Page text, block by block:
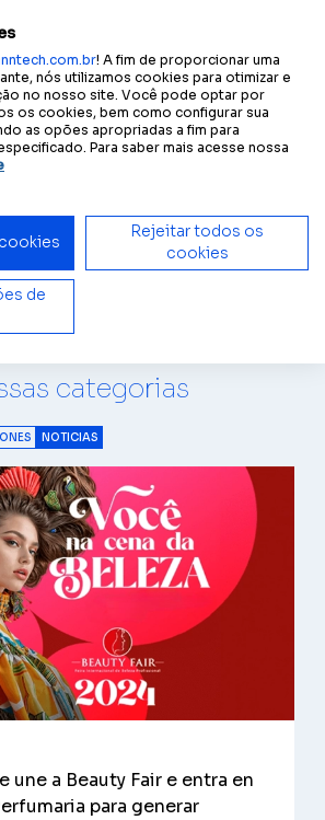
Noticias
categorias
NOTICIAS
une a Beauty Fair e entra en
para generar
! A fim de proporcionar uma
nós utilizamos cookies para otimizar e
no nosso site. Você pode optar por
os cookies, bem como configurar sua
as opões apropriadas a fim para
Para saber mais acesse nossa
Rejeitar todos os
cookies
de